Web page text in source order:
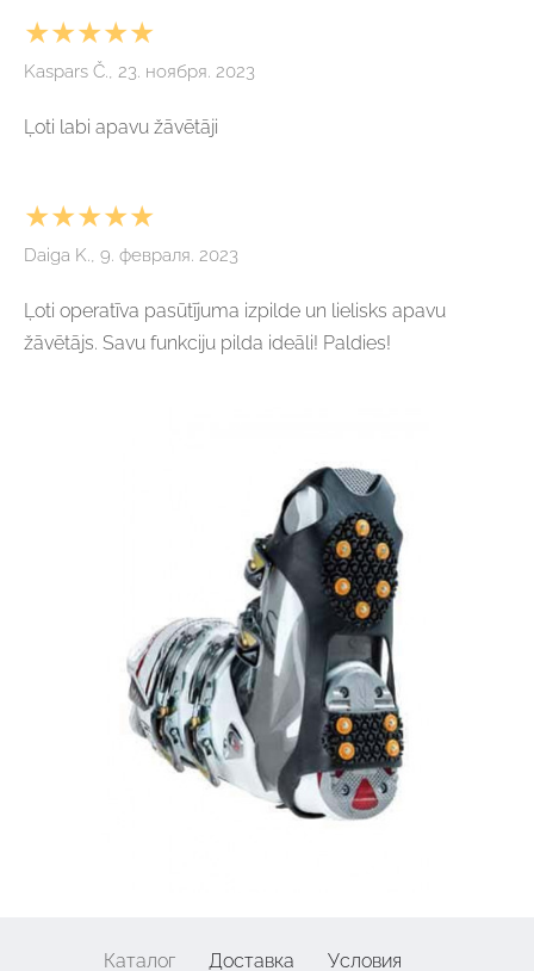
★★★★★
Kaspars Č., 23. ноября. 2023
Ļoti labi apavu žāvētāji
★★★★★
Daiga K., 9. февраля. 2023
Ļoti operatīva pasūtījuma izpilde un lielisks apavu
žāvētājs. Savu funkciju pilda ideāli! Paldies!
Каталог Доставка Условия